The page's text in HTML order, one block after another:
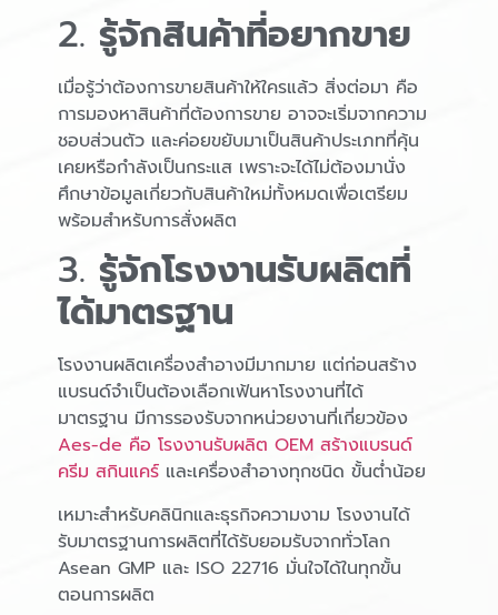
2.รู้จักสินค้าที่อยากขาย
เมื่อรู้ว่าต้องการขายสินค้าให้ใครแล้ว สิ่งต่อมา คือ
การมองหาสินค้าที่ต้องการขาย อาจจะเริ่มจากความ
ชอบส่วนตัว และค่อยขยับมาเป็นสินค้าประเภทที่คุ้น
เคยหรือกำลังเป็นกระแส เพราะจะได้ไม่ต้องมานั่ง
ศึกษาข้อมูลเกี่ยวกับสินค้าใหม่ทั้งหมดเพื่อเตรียม
พร้อมสำหรับการสั่งผลิต
3.รู้จักโรงงานรับผลิตที่
ได้มาตรฐาน
โรงงานผลิตเครื่องสำอางมีมากมาย แต่ก่อนสร้าง
แบรนด์จำเป็นต้องเลือกเฟ้นหาโรงงานที่ได้
มาตรฐาน มีการรองรับจากหน่วยงานที่เกี่ยวข้อง
Aes-de คือ โรงงานรับผลิต OEM สร้างแบรนด์
ครีม สกินแคร์ และเครื่องสำอางทุกชนิด ขั้นต่ำน้อย
เหมาะสำหรับคลินิกและธุรกิจความงาม โรงงานได้
รับมาตรฐานการผลิตที่ได้รับยอมรับจากทั่วโลก
Asean GMP และ ISO 22716 มั่นใจได้ในทุกขั้น
ตอนการผลิต